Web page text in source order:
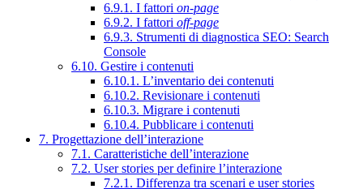
6.9.1. I fattori on-page
6.9.2. I fattori off-page
6.9.3. Strumenti di diagnostica SEO: Search
Console
6.10. Gestire i contenuti
6.10.1. L’inventario dei contenuti
6.10.2. Revisionare i contenuti
6.10.3. Migrare i contenuti
6.10.4. Pubblicare i contenuti
7. Progettazione dell’interazione
7.1. Caratteristiche dell’interazione
7.2. User stories per definire l’interazione
7.2.1. Differenza tra scenari e user stories